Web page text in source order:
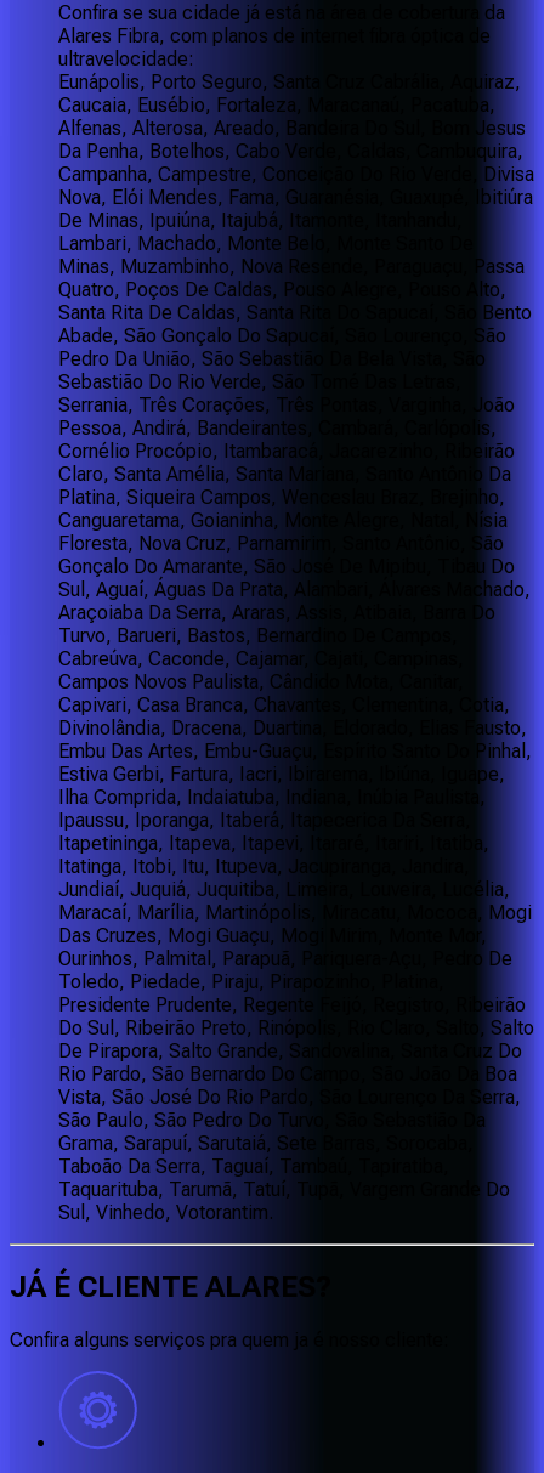
Confira se sua cidade já está na área de cobertura da
Alares Fibra, com planos de internet fibra óptica de
ultravelocidade:
Eunápolis, Porto Seguro, Santa Cruz Cabrália, Aquiraz,
Caucaia, Eusébio, Fortaleza, Maracanaú, Pacatuba,
Alfenas, Alterosa, Areado, Bandeira Do Sul, Bom Jesus
Da Penha, Botelhos, Cabo Verde, Caldas, Cambuquira,
Campanha, Campestre, Conceição Do Rio Verde, Divisa
Nova, Elói Mendes, Fama, Guaranésia, Guaxupé, Ibitiúra
De Minas, Ipuiúna, Itajubá, Itamonte, Itanhandu,
Lambari, Machado, Monte Belo, Monte Santo De
Minas, Muzambinho, Nova Resende, Paraguaçu, Passa
Quatro, Poços De Caldas, Pouso Alegre, Pouso Alto,
Santa Rita De Caldas, Santa Rita Do Sapucaí, São Bento
Abade, São Gonçalo Do Sapucaí, São Lourenço, São
Pedro Da União, São Sebastião Da Bela Vista, São
Sebastião Do Rio Verde, São Tomé Das Letras,
Serrania, Três Corações, Três Pontas, Varginha, João
Pessoa, Andirá, Bandeirantes, Cambará, Carlópolis,
Cornélio Procópio, Itambaracá, Jacarezinho, Ribeirão
Claro, Santa Amélia, Santa Mariana, Santo Antônio Da
Platina, Siqueira Campos, Wenceslau Braz, Brejinho,
Canguaretama, Goianinha, Monte Alegre, Natal, Nísia
Floresta, Nova Cruz, Parnamirim, Santo Antônio, São
Gonçalo Do Amarante, São José De Mipibu, Tibau Do
Sul, Aguaí, Águas Da Prata, Alambari, Álvares Machado,
Araçoiaba Da Serra, Araras, Assis, Atibaia, Barra Do
Turvo, Barueri, Bastos, Bernardino De Campos,
Cabreúva, Caconde, Cajamar, Cajati, Campinas,
Campos Novos Paulista, Cândido Mota, Canitar,
Capivari, Casa Branca, Chavantes, Clementina, Cotia,
Divinolândia, Dracena, Duartina, Eldorado, Elias Fausto,
Embu Das Artes, Embu-Guaçu, Espírito Santo Do Pinhal,
Estiva Gerbi, Fartura, Iacri, Ibirarema, Ibiúna, Iguape,
Ilha Comprida, Indaiatuba, Indiana, Inúbia Paulista,
Ipaussu, Iporanga, Itaberá, Itapecerica Da Serra,
Itapetininga, Itapeva, Itapevi, Itararé, Itariri, Itatiba,
Itatinga, Itobi, Itu, Itupeva, Jacupiranga, Jandira,
Jundiaí, Juquiá, Juquitiba, Limeira, Louveira, Lucélia,
Maracaí, Marília, Martinópolis, Miracatu, Mococa, Mogi
Das Cruzes, Mogi Guaçu, Mogi Mirim, Monte Mor,
Ourinhos, Palmital, Parapuã, Pariquera-Açu, Pedro De
Toledo, Piedade, Piraju, Pirapozinho, Platina,
Presidente Prudente, Regente Feijó, Registro, Ribeirão
Do Sul, Ribeirão Preto, Rinópolis, Rio Claro, Salto, Salto
De Pirapora, Salto Grande, Sandovalina, Santa Cruz Do
Rio Pardo, São Bernardo Do Campo, São João Da Boa
Vista, São José Do Rio Pardo, São Lourenço Da Serra,
São Paulo, São Pedro Do Turvo, São Sebastião Da
Grama, Sarapuí, Sarutaiá, Sete Barras, Sorocaba,
Taboão Da Serra, Taguaí, Tambaú, Tapiratiba,
Taquarituba, Tarumã, Tatuí, Tupã, Vargem Grande Do
Sul, Vinhedo, Votorantim.
JÁ É CLIENTE ALARES
Confira alguns serviços pra quem ja é nosso cliente: